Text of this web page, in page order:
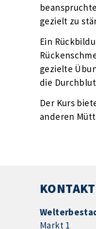
gezielt zu
Ein
gezielte
die
Der Kurs
anderen
KONTAKT
Markt 1